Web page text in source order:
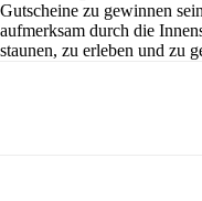
Gutscheine zu gewinnen
aufmerksam durch die
staunen, zu erleben und zu